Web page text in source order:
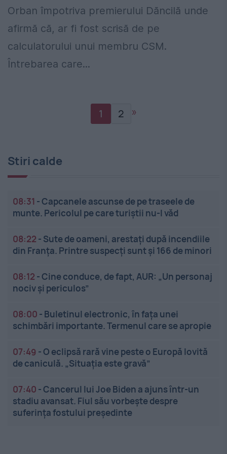
Orban împotriva premierului Dăncilă unde
afirmă că, ar fi fost scrisă de pe
calculatorului unui membru CSM.
Întrebarea care...
1 2 »
Stiri calde
08:31 -Capcanele ascunse de pe traseele de
munte. Pericolul pe care turiștii nu-l văd
08:22 - Sute de oameni, arestați după incendiile
din Franța. Printre suspecți sunt și 166 de minori
08:12 -Cine conduce, de fapt, AUR: „Un personaj
nociv și periculos”
08:00 - Buletinul electronic, în fața unei
schimbări importante. Termenul care se apropie
07:49 -O eclipsă rară vine peste o Europă lovită
de caniculă. „Situația este gravă”
07:40 -Cancerul lui Joe Biden a ajuns într-un
stadiu avansat. Fiul său vorbește despre
suferința fostului președinte